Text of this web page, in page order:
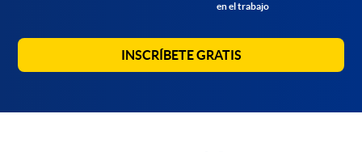
en el trabajo
INSCRÍBETE GRATIS